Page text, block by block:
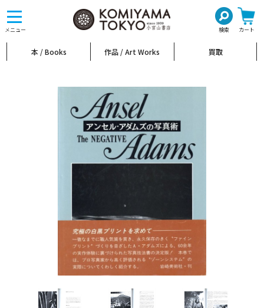
メニュー 検索 カート
toggle
navigation
本 / Books 作品 / Art Works 買取